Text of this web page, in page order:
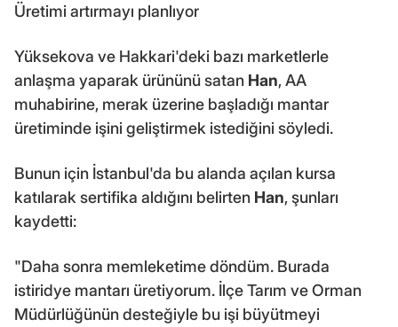
Üretimi artırmayı planlıyor
Yüksekova ve Hakkari'deki bazı marketlerle
anlaşma yaparak ürününü satan Han, AA
muhabirine, merak üzerine başladığı mantar
üretiminde işini geliştirmek istediğini söyledi.
Bunun için İstanbul'da bu alanda açılan kursa
katılarak sertifika aldığını belirten Han, şunları
kaydetti:
"Daha sonra memleketime döndüm. Burada
istiridye mantarı üretiyorum. İlçe Tarım ve Orman
Müdürlüğünün desteğiyle bu işi büyütmeyi